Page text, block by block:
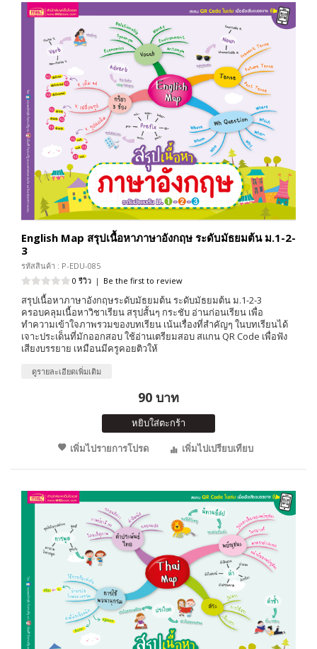
English Map สรุปเนื้อหาภาษาอังกฤษ ระดับมัธยมต้น ม.1-2-
3
รหัสสินค้า : P-EDU-085
0 รีวิว | Be the first to review
สรุปเนื้อหาภาษาอังกฤษระดับมัธยมต้น ระดับมัธยมต้น ม.1-2-3
ครอบคลุมเนื้อหาวิชาเรียน สรุปสั้นๆ กระชับ อ่านก่อนเรียน เพื่อ
ทำความเข้าใจภาพรวมของบทเรียน เน้นเรื่องที่สำคัญๆ ในบทเรียนได้
เจาะประเด็นที่มักออกสอบ ใช้อ่านเตรียมสอบ สแกน QR Code เพื่อฟัง
เสียงบรรยาย เหมือนมีครูคอยติวให้
ดูรายละเอียดเพิ่มเติม
90 บาท
หยิบใส่ตะกร้า
เพิ่มไปรายการโปรด
เพิ่มไปเปรียบเทียบ